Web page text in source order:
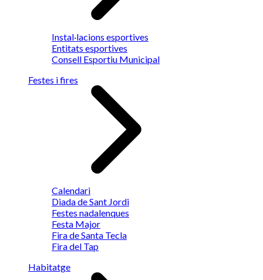
Instal·lacions esportives
Entitats esportives
Consell Esportiu Municipal
Festes i fires
Calendari
Diada de Sant Jordi
Festes nadalenques
Festa Major
Fira de Santa Tecla
Fira del Tap
Habitatge